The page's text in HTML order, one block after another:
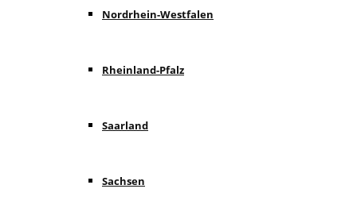
Nordrhein-Westfalen
Rheinland-Pfalz
Saarland
Sachsen